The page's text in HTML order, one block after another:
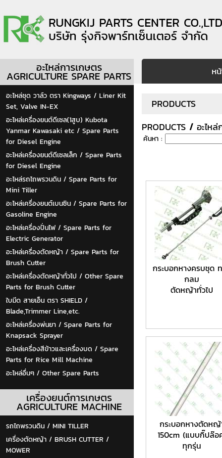
อะไหล่การเกษตร
AGRICULTURE SPARE PARTS
อะไหล่ชุด วาล์ว ตรา Kingways / Liner Kit
Set, Valve IN-EX
อะไหล่เครื่องยนต์ดีเซล(1สูบ) Kubota
Yanmar Kawasaki etc / Spare Parts
for Diesel Engine
อะไหล่เครื่องยนต์ดีเซลเล็ก / Spare Parts
for Diesel Engine
อะไหล่รถไถพรวนดิน / Spare Parts for
Mini Tiller
อะไหล่เครื่องยนต์เบนซิน / Spare Parts for
Gasoline Engine
อะไหล่เครื่องปั่นไฟ / Spare Parts for
Electric Generator
อะไหล่เครื่องตัดหญ้า / Spare Parts for
Brush Cutter
อะไหล่เครื่องตัดหญ้าทั่วไป / Other Spare
Parts for Brush Cutter
ใบมีด สายเอ็น ตรา SHIELD /
Blade,Trimmer Line,etc.
อะไหล่เครื่องพ่นยา / Spare Parts for
Knapsack Sprayer
อะไหล่เครื่องสีข้าวและเครื่องบด / Spare
Parts for Rice Mill Machine
อะไหล่อื่นๆ / Other Spare Parts
เครื่องยนต์การเกษตร
AGRICULTURE MACHINE
รถไถพรวนดิน / MINI TILLER
เครื่องตัดหญ้า / BRUSH CUTTER /
MOWER
ห
PRODUCTS
PRODUCTS / อะไหล่
ค้นหา :
กระบอกหางครบชุด
กลม
ตัดหญ้าทั่วไป
กระบอกหางตัดหญ้
150cm (แบบกิ๊ปล๊อ
ทุกรุ่น